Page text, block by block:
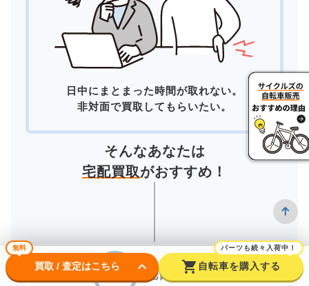
日中にまとまった時間が取れない。
非対面で買取してもらいたい。
そんなあなたは
宅配買取がおすすめ！
宅配買取
無料
買取 / 査定はこちら keyboard_arrow_down shopping_cart
パーツも続々入荷中！
自転車を購入する